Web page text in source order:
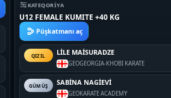
KATEQORIYA
U12 FEMALE KUMITE +40 KG
Püşkatmanı aç
QIZIL LİLE MAİSURADZE
GEOGEORGIA-KHOBI KARATE
GÜMÜŞ SABİNA NAGİEVİ
GEOKARATE ACADEMY